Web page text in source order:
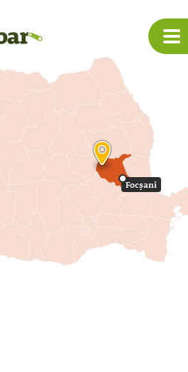
Focșani